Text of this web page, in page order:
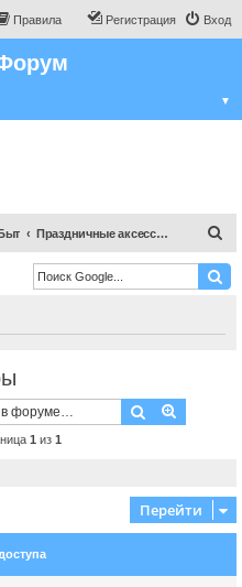
Правила Вход
Регистрация
▼
Праздничные аксессуары
и
к
Поиск
1 из 1
Перейти